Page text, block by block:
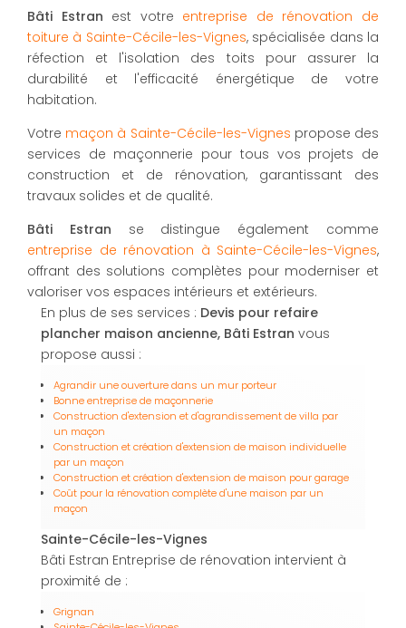
Bâti Estran est votre entreprise de rénovation de
toiture à Sainte-Cécile-les-Vignes, spécialisée dans la
réfection et l'isolation des toits pour assurer la
durabilité et l'efficacité énergétique de votre
habitation.
Votre maçon à Sainte-Cécile-les-Vignes propose des
services de maçonnerie pour tous vos projets de
construction et de rénovation, garantissant des
travaux solides et de qualité.
Bâti Estran se distingue également comme
entreprise de rénovation à Sainte-Cécile-les-Vignes,
offrant des solutions complètes pour moderniser et
valoriser vos espaces intérieurs et extérieurs.
En plus de ses services : Devis pour refaire
plancher maison ancienne, Bâti Estran vous
propose aussi :
Agrandir une ouverture dans un mur porteur
Bonne entreprise de maçonnerie
Construction d'extension et d'agrandissement de villa par
un maçon
Construction et création d'extension de maison individuelle
par un maçon
Construction et création d'extension de maison pour garage
Coût pour la rénovation complète d'une maison par un
maçon
Sainte-Cécile-les-Vignes
Bâti Estran Entreprise de rénovation intervient à
proximité de :
Grignan